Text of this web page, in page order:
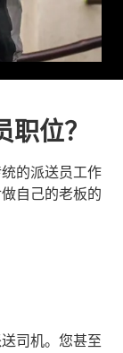
位？
的派送员工作
自己的老板的
司机。您甚至